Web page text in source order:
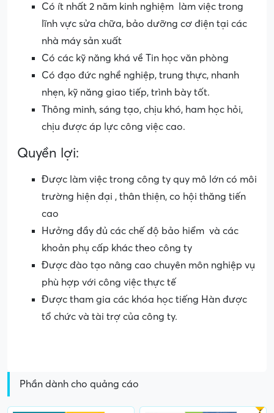
Có ít nhất 2 năm kinh nghiệm làm việc trong
lĩnh vực sửa chữa, bảo dưỡng cơ điện tại các
nhà máy sản xuất
Có các kỹ năng khá về Tin học văn phòng
Có đạo đức nghề nghiệp, trung thực, nhanh
nhẹn, kỹ năng giao tiếp, trình bày tốt.
Thông minh, sáng tạo, chịu khó, ham học hỏi,
chịu được áp lực công việc cao.
Quyền lợi:
Được làm việc trong công ty quy mô lớn có môi
trường hiện đại , thân thiện, co hội thăng tiến
cao
Hưởng đầy đủ các chế độ bảo hiểm và các
khoản phụ cấp khác theo công ty
Được đào tạo nâng cao chuyên môn nghiệp vụ
phù hợp với công việc thực tế
Được tham gia các khóa học tiếng Hàn được
tổ chức và tài trợ của công ty.
Phần dành cho quảng cáo